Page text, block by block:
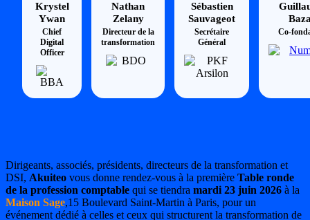
Krystel
Ywan
Chief
Digital
Officer
Nathan
Zelany
Directeur de la
transformation
Sébastien
Sauvageot
Secrétaire
Général
Co-
Dirigeants, associés, présidents, directeurs de la transformation et
DSI, Akuiteo vous donne rendez-vous à la première Table ronde
de la profession comptable qui se tiendra mardi 23 juin 2026 à la
Maison Sage,15 Boulevard Saint-Martin à Paris, pour un
événement dédié à celles et ceux qui structurent la transformation de